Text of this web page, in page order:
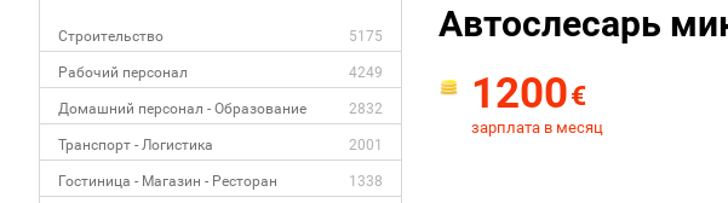
Строительство 5175
Рабочий персонал 4249
Домашний персонал - Образование 2832
Транспорт - Логистика 2001
Гостиница - Магазин - Ресторан 1338
Автослесарь
1200€
зарплата в месяц